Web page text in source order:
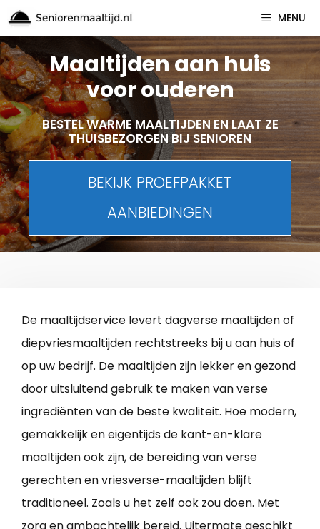
Spring
naar
inhoud
MENU
Maaltijden aan huis
voor ouderen
BESTEL WARME MAALTIJDEN EN LAAT ZE
THUISBEZORGEN BIJ SENIOREN
BEKIJK PROEFPAKKET
AANBIEDINGEN
De maaltijdservice levert dagverse maaltijden of
diepvriesmaaltijden rechtstreeks bij u aan huis of
op uw bedrijf. De maaltijden zijn lekker en gezond
door uitsluitend gebruik te maken van verse
ingrediënten van de beste kwaliteit. Hoe modern,
gemakkelijk en eigentijds de kant-en-klare
maaltijden ook zijn, de bereiding van verse
gerechten en vriesverse-maaltijden blijft
traditioneel. Zoals u het zelf ook zou doen. Met
zorg en ambachtelijk bereid. Uitermate geschikt